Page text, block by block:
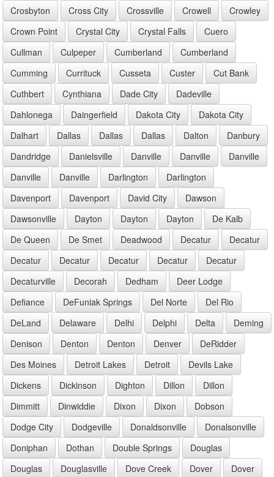
Crosbyton
Cross City Crossville Crowell
Crowley
Crown Point
Crystal City Crystal Falls
Cuero
Cullman
Culpeper Cumberland
Cumberland
Cumming
Currituck Cusseta Custer
Cut Bank
Cuthbert
Cynthiana Dade City
Dadeville
Dahlonega
Daingerfield Dakota City
Dakota City
Dalhart
Dallas Dallas Dallas Dalton
Danbury
Dandridge
Danielsville Danville Danville
Danville
Danville
Danville Darlington
Darlington
Davenport
Davenport David City
Dawson
Dawsonville
Dayton Dayton Dayton
De Kalb
De Queen
De Smet Deadwood Decatur
Decatur
Decatur
Decatur Decatur Decatur
Decatur
Decaturville
Decorah Dedham
Deer Lodge
Defiance
DeFuniak Springs Del Norte
Del Rio
DeLand
Delaware Delhi Delphi Delta
Deming
Denison
Denton Denton Denver
DeRidder
Des Moines
Detroit Lakes Detroit
Devils Lake
Dickens
Dickinson Dighton Dillon
Dillon
Dimmitt
Dinwiddie Dixon Dixon
Dobson
Dodge City
Dodgeville Donaldsonville
Donalsonville
Doniphan
Dothan Double Springs
Douglas
Douglas
Douglasville Dove Creek Dover
Dover